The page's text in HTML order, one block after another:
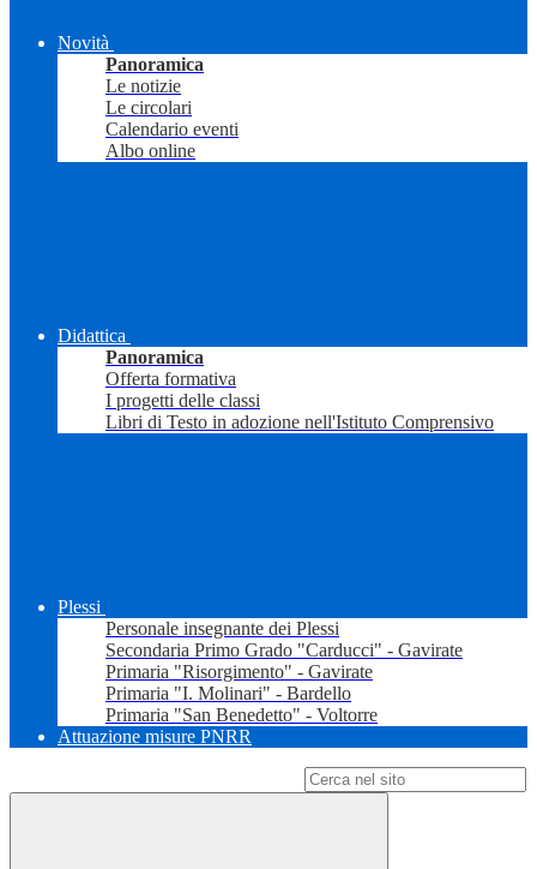
Novità
Panoramica
Le notizie
Le circolari
Calendario eventi
Albo online
Didattica
Panoramica
Offerta formativa
I progetti delle classi
Libri di Testo in adozione nell'Istituto Comprensivo
Plessi
Personale insegnante dei Plessi
Secondaria Primo Grado "Carducci" - Gavirate
Primaria "Risorgimento" - Gavirate
Primaria "I. Molinari" - Bardello
Primaria "San Benedetto" - Voltorre
Attuazione misure PNRR